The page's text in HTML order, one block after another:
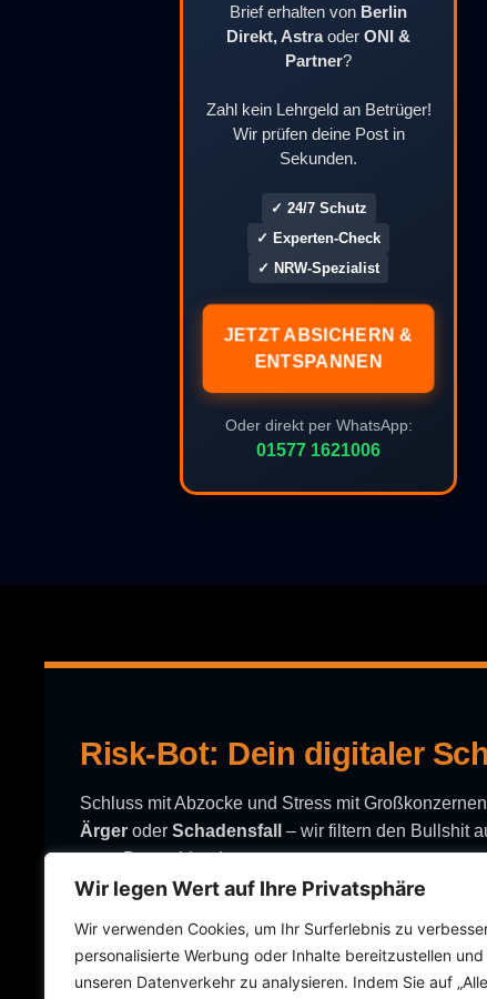
Wir legen Wert auf Ihre Privatsphäre
Wir verwenden Cookies, um Ihr Surferlebnis zu
personalisierte Werbung oder Inhalte bereitzustellen und
unseren Datenverkehr zu analysieren. Indem Sie auf „Alle
Brief erhalten von Berlin
Direkt, Astraoder ONI &
Partner?
Zahl kein Lehrgeld an Betrüger!
Wir prüfen deine Post in
Sekunden.
✓ 24/7 Schutz
✓ Experten-Check
✓ NRW-Spezialist
JETZT ABSICHERN &
ENTSPANNEN
Oder direkt per WhatsApp:
01577 1621006
Risk-Bot: Dein digitaler
Schluss mit Abzocke und Stress mit
Ärger oder Schadensfall
– wir filtern den Bullshit
ganz Deutschland.
KONTAKT
Roland Richert
DEIN BACKUP